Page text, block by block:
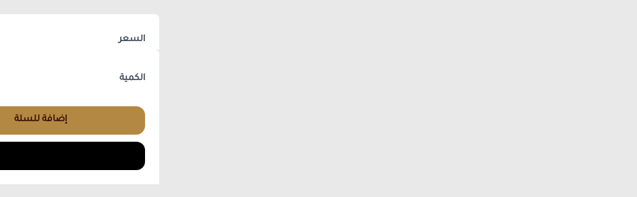
السعر
الكمية
إضافة للسلة